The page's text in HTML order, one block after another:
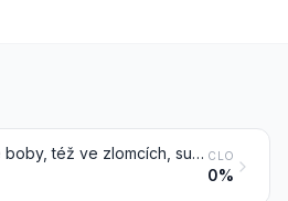
Kakaové boby, též ve zlomcích, surové nebo pražené CLO
0%